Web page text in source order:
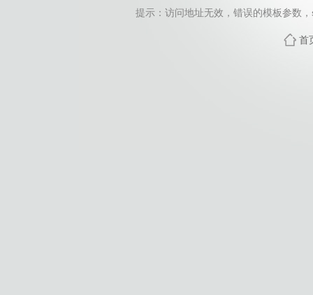
提示：访问地址无效，错误的模板参数
首